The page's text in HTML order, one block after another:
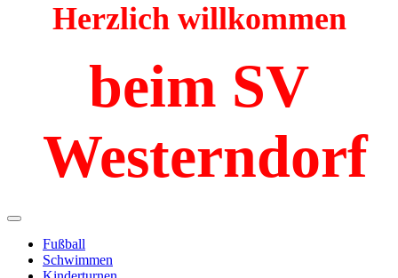
Herzlich willkommen
beim SV
Westerndorf
Fußball
Schwimmen